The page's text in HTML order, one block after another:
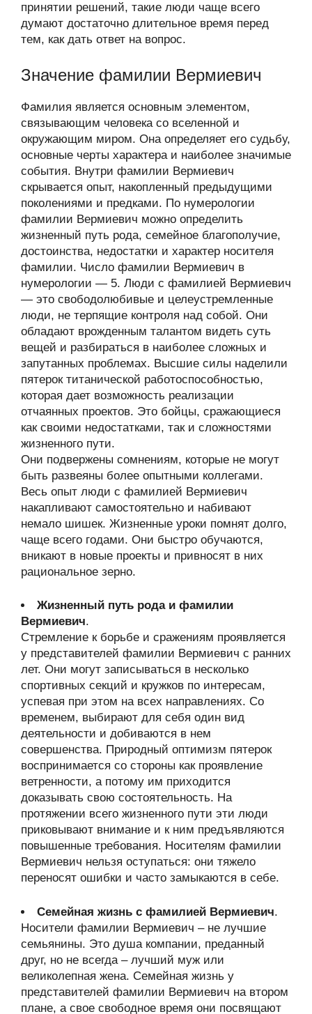
принятии решений, такие люди чаще всего
думают достаточно длительное время перед
тем, как дать ответ на вопрос.
Значение фамилии Вермиевич
Фамилия является основным элементом,
связывающим человека со вселенной и
окружающим миром. Она определяет его судьбу,
основные черты характера и наиболее значимые
события. Внутри фамилии Вермиевич
скрывается опыт, накопленный предыдущими
поколениями и предками. По нумерологии
фамилии Вермиевич можно определить
жизненный путь рода, семейное благополучие,
достоинства, недостатки и характер носителя
фамилии. Число фамилии Вермиевич в
нумерологии — 5. Люди с фамилией Вермиевич
— это свободолюбивые и целеустремленные
люди, не терпящие контроля над собой. Они
обладают врожденным талантом видеть суть
вещей и разбираться в наиболее сложных и
запутанных проблемах. Высшие силы наделили
пятерок титанической работоспособностью,
которая дает возможность реализации
отчаянных проектов. Это бойцы, сражающиеся
как своими недостатками, так и сложностями
жизненного пути.
Они подвержены сомнениям, которые не могут
быть развеяны более опытными коллегами.
Весь опыт люди с фамилией Вермиевич
накапливают самостоятельно и набивают
немало шишек. Жизненные уроки помнят долго,
чаще всего годами. Они быстро обучаются,
вникают в новые проекты и привносят в них
рациональное зерно.
Жизненный путь рода и фамилии
Вермиевич.
Стремление к борьбе и сражениям проявляется
у представителей фамилии Вермиевич с ранних
лет. Они могут записываться в несколько
спортивных секций и кружков по интересам,
успевая при этом на всех направлениях. Со
временем, выбирают для себя один вид
деятельности и добиваются в нем
совершенства. Природный оптимизм пятерок
воспринимается со стороны как проявление
ветренности, а потому им приходится
доказывать свою состоятельность. На
протяжении всего жизненного пути эти люди
приковывают внимание и к ним предъявляются
повышенные требования. Носителям фамилии
Вермиевич нельзя оступаться: они тяжело
переносят ошибки и часто замыкаются в себе.
Семейная жизнь с фамилией Вермиевич.
Носители фамилии Вермиевич – не лучшие
семьянины. Это душа компании, преданный
друг, но не всегда – лучший муж или
великолепная жена. Семейная жизнь у
представителей фамилии Вермиевич на втором
плане, а свое свободное время они посвящают